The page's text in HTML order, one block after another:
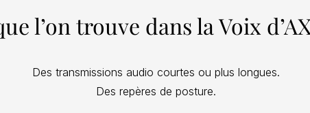
l’on trouve dans la Voix
Des transmissions audio courtes ou plus longues.
Des repères de posture.